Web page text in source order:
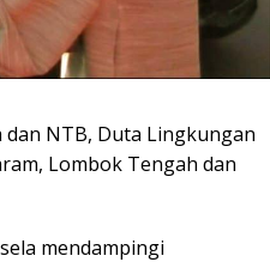
dan NTB, Duta Lingkungan
Lombok Tengah dan
mendampingi